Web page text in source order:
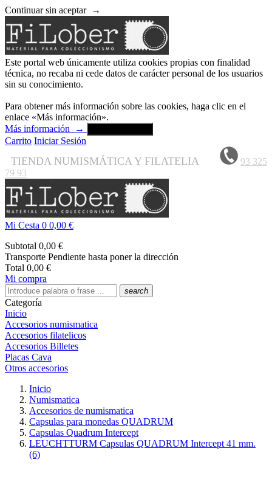
Continuar sin aceptar →
Este portal web únicamente utiliza cookies propias con finalidad
técnica, no recaba ni cede datos de carácter personal de los usuarios
sin su conocimiento.
Para obtener más información sobre las cookies, haga clic en el
enlace «Más información».
Más información
→
Carrito Iniciar Sesión
TIENDA NUMISMÁTICA Y FILATELIA
93 325
79 93
Mi Cesta 0 0,00 €
Subtotal 0,00 €
Transporte Pendiente hasta poner la dirección
Total 0,00 €
Mi compra
search
Categoría
Inicio
Accesorios numismatica
Accesorios filatelicos
Accesorios Billetes
Placas Cava
Otros accesorios
Inicio
Numismatica
Accesorios de numismatica
Capsulas para monedas QUADRUM
Capsulas Quadrum Intercept
LEUCHTTURM Capsulas QUADRUM Intercept 41 mm.
(6)